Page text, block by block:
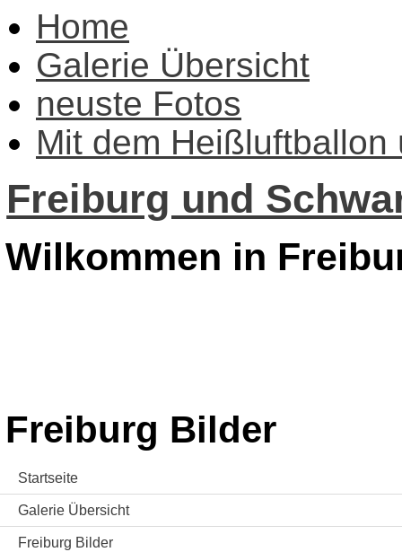
Home
Galerie Übersicht
neuste Fotos
Mit dem Heißluftballon
Freiburg und
Wilkommen in
Freiburg Bilder
Startseite
Galerie Übersicht
Freiburg Bilder